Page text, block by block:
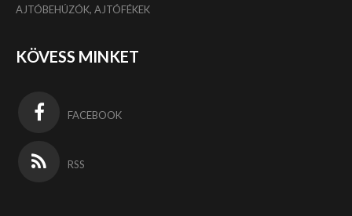
AJTÓBEHÚZÓK, AJTÓFÉKEK
KÖVESS MINKET
FACEBOOK
RSS